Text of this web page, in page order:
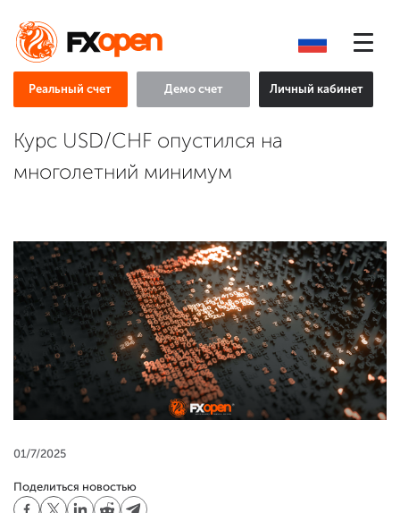
Реальный счет Демо счет Личный кабинет
Курс USD/CHF опустился на
многолетний минимум
01/7/2025
Поделиться новостью